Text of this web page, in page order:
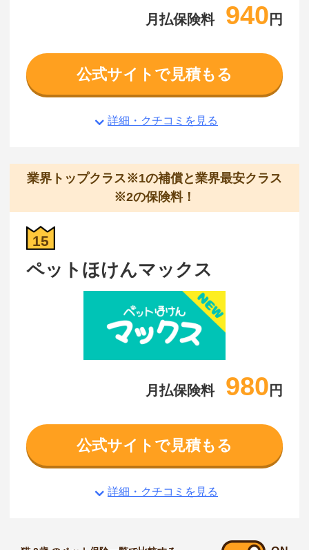
月払保険料 940 円
公式サイトで見積もる
詳細・クチコミを見る
業界トップクラス※1の補償と業界最安クラス
※2の保険料！
15
ペットほけんマックス
月払保険料 980 円
公式サイトで見積もる
詳細・クチコミを見る